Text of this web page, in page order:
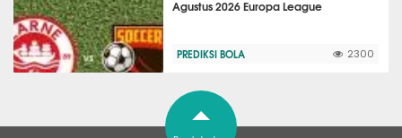
Agustus 2026 Europa League
PREDIKSI BOLA 2300